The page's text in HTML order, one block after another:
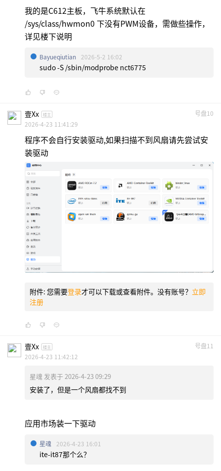
我的是C612主板，飞牛系统默认在
/sys/class/hwmon0 下没有PWM设备，需做些操作，
详见楼下说明
Bayueqiutian 2026-5-2 16:02
sudo -S /sbin/modprobe nct6775
号盘10
壹xx 楼主
2026-4-23 11:41:29
程序不会自行安装驱动,如果扫描不到风扇请先尝试安
装驱动
附件: 您需要登录才可以下载或查看附件。没有账号？ 立即
注册
号盘11
壹xx 楼主
2026-4-23 11:42:12
星魂 发表于 2026-4-23 09:29
安装了，但是一个风扇都找不到
应用市场装一下驱动
星魂 2026-4-23 16:01
ite-it87那个么？